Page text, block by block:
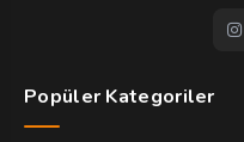
Popüler Kategoriler